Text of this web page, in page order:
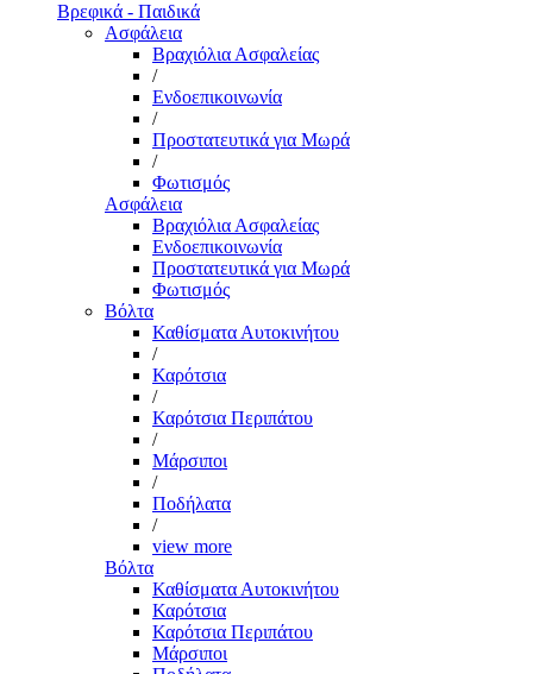
Βρεφικά - Παιδικά
Ασφάλεια
Βραχιόλια Ασφαλείας
/
Ενδοεπικοινωνία
/
Προστατευτικά για Μωρά
/
Φωτισμός
Ασφάλεια
Βραχιόλια Ασφαλείας
Ενδοεπικοινωνία
Προστατευτικά για Μωρά
Φωτισμός
Βόλτα
Καθίσματα Αυτοκινήτου
/
Καρότσια
/
Καρότσια Περιπάτου
/
Μάρσιποι
/
Ποδήλατα
/
view more
Βόλτα
Καθίσματα Αυτοκινήτου
Καρότσια
Καρότσια Περιπάτου
Μάρσιποι